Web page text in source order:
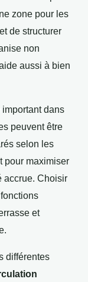
zone pour les
de structurer
non
aussi à bien
dans
peuvent être
selon les
pour maximiser
accrue. Choisir
et
différentes